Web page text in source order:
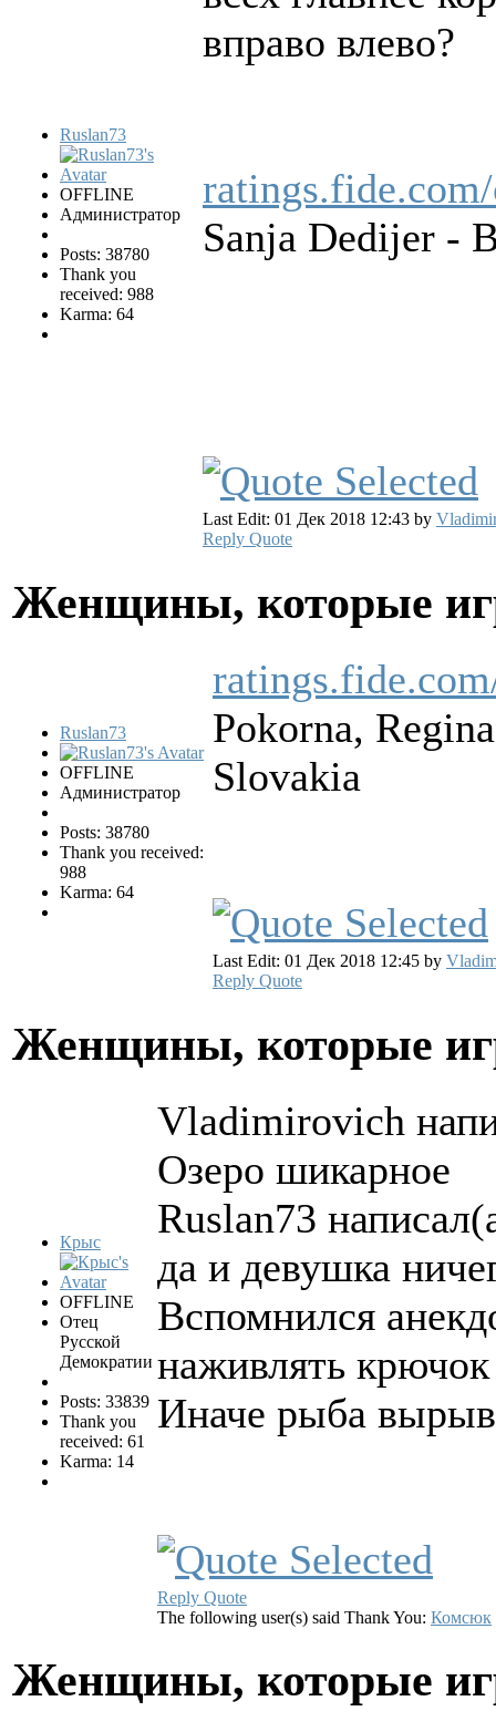
Ruslan73
OFFLINE
Администратор
Posts: 38780
Thank you
received: 988
Karma: 64
вправо влево?
Sanja Dedijer -
Last Edit: 01 Дек 2018 12:43 by
Reply Quote
Женщины, которые
Ruslan73
OFFLINE
Администратор
Posts: 38780
Thank you received:
988
Karma: 64
Pokorna,
Slovakia
Last Edit: 01 Дек 2018 12:45 by
Reply Quote
Женщины, которые
Крыс
OFFLINE
Отец
Русской
Демократии
Posts: 33839
Thank you
received: 61
Karma: 14
Vladimirovich
Озеро шикарное
Ruslan73
да и девушка
Вспомнился
наживлять крючок
Иначе рыба
Reply Quote
The following user(s) said Thank You: Комсюк
Женщины, которые